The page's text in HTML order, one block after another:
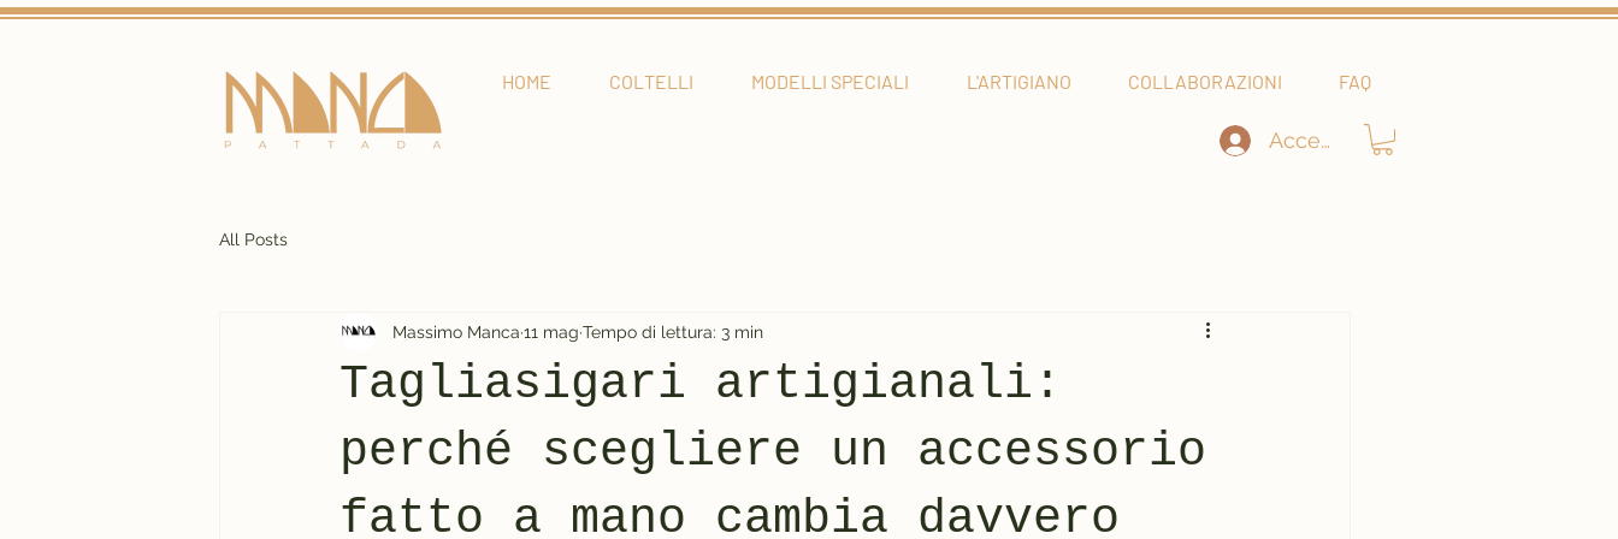
HOME COLTELLI MODELLI SPECIALI L'ARTIGIANO COLLABORAZIONI FAQ
Accedi
All Posts
Tagliasigari artigianali:
perché scegliere un accessorio
fatto a mano cambia davvero
Massimo Manca 11 mag Tempo di lettura: 3 min